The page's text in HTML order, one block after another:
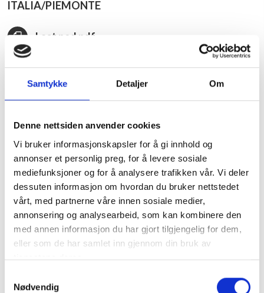
Samtykke Detaljer Om
Denne nettsiden anvender cookies
Vi bruker informasjonskapsler for å gi innhold og
annonser et personlig preg, for å levere sosiale
mediefunksjoner og for å analysere trafikken vår. Vi deler
dessuten informasjon om hvordan du bruker nettstedet
vårt, med partnerne våre innen sosiale medier,
annonsering og analysearbeid, som kan kombinere den
med annen informasjon du har gjort tilgjengelig for dem,
eller som de har samlet inn gjennom din bruk av
tjenestene deres.
Nødvendig
ITALIA/PIEMONTE
Last ned pdf
I 1921 grunnla Paolo Scavino eiendommen i
Castiglione Falletto, i hjertet av Langhe-området.
Dette er det mest kjente området i Piemonte, og her
Scavino eies og drives i dag av Paolos sønn, Enrico, og
hans to døtre Enrica og Elisa.
Paolo Scavino er lenge blitt regnet som en av de aller
beste produsentene og innovatørene i sitt område.
Hans Baroloer er nydelige og fruktige, og helt
annerledes enn den mange av de tradisjonelle
vinhusene lager.